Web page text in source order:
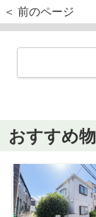
＜ 前のページ
おすすめ